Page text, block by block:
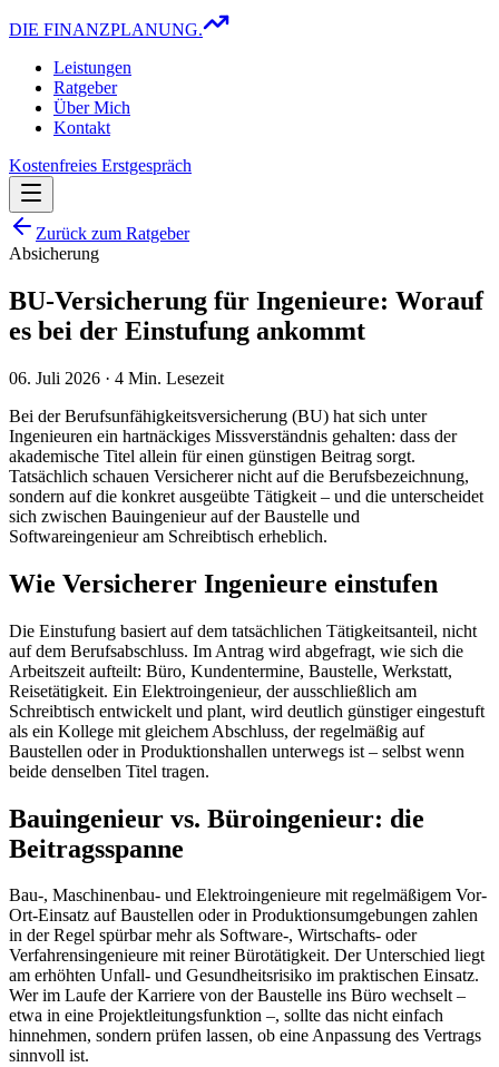
DIE FINANZPLANUNG.
Leistungen
Ratgeber
Über Mich
Kontakt
Kostenfreies Erstgespräch
Zurück zum Ratgeber
Absicherung
BU-Versicherung für Ingenieure: Worauf
es bei der Einstufung ankommt
06. Juli 2026 · 4 Min. Lesezeit
Bei der Berufsunfähigkeitsversicherung (BU) hat sich unter
Ingenieuren ein hartnäckiges Missverständnis gehalten: dass der
akademische Titel allein für einen günstigen Beitrag sorgt.
Tatsächlich schauen Versicherer nicht auf die Berufsbezeichnung,
sondern auf die konkret ausgeübte Tätigkeit – und die unterscheidet
sich zwischen Bauingenieur auf der Baustelle und
Softwareingenieur am Schreibtisch erheblich.
Wie Versicherer Ingenieure einstufen
Die Einstufung basiert auf dem tatsächlichen Tätigkeitsanteil, nicht
auf dem Berufsabschluss. Im Antrag wird abgefragt, wie sich die
Arbeitszeit aufteilt: Büro, Kundentermine, Baustelle, Werkstatt,
Reisetätigkeit. Ein Elektroingenieur, der ausschließlich am
Schreibtisch entwickelt und plant, wird deutlich günstiger eingestuft
als ein Kollege mit gleichem Abschluss, der regelmäßig auf
Baustellen oder in Produktionshallen unterwegs ist – selbst wenn
beide denselben Titel tragen.
Bauingenieur vs. Büroingenieur: die
Beitragsspanne
Bau-, Maschinenbau- und Elektroingenieure mit regelmäßigem Vor-
Ort-Einsatz auf Baustellen oder in Produktionsumgebungen zahlen
in der Regel spürbar mehr als Software-, Wirtschafts- oder
Verfahrensingenieure mit reiner Bürotätigkeit. Der Unterschied liegt
am erhöhten Unfall- und Gesundheitsrisiko im praktischen Einsatz.
Wer im Laufe der Karriere von der Baustelle ins Büro wechselt –
etwa in eine Projektleitungsfunktion –, sollte das nicht einfach
hinnehmen, sondern prüfen lassen, ob eine Anpassung des Vertrags
sinnvoll ist.